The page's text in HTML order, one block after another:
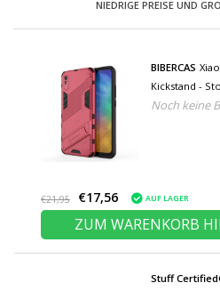
NIEDRIGE PREISE UND
BIBERCAS
Kickstand -
Noch keine
€21,95 €17,56 AUF LAGER
ZUM WARENKORB
Stuff